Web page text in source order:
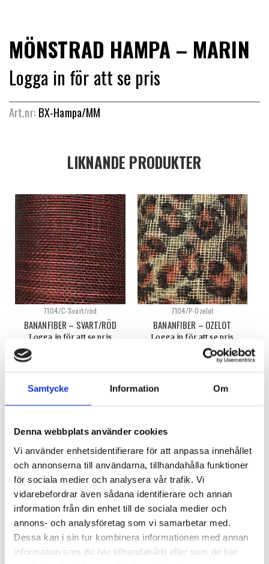
Samtycke Information Om
Denna webbplats använder cookies
Vi använder enhetsidentifierare för att anpassa innehållet
och annonserna till användarna, tillhandahålla funktioner
för sociala medier och analysera vår trafik. Vi
vidarebefordrar även sådana identifierare och annan
information från din enhet till de sociala medier och
annons- och analysföretag som vi samarbetar med.
Dessa kan i sin tur kombinera informationen med annan
information som du har tillhandahållit eller som de har
MÖNSTRAD HAMPA – MARIN
Logga in för att se pris
Art.nr: BX-Hampa/MM
LIKNANDE PRODUKTER
7104/C-Svart/röd
BANANFIBER – SVART/RÖD
Logga in för att se pris
7104/P-Ozelot
BANANFIBER – OZELOT
Logga in för att se pris
VÄLJ ALTERNATIV
7104/VA
BANANFIBER – VÅFFLA 60 CM
Logga in för att se pris
VÄLJ ALTERNATIV
7104
BANANFIBER OAPPRETERAD –
NATUR
Logga in för att se pris
READ MORE